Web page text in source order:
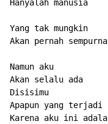
Hanyalah manusia
Yang tak mungkin
Akan pernah sempurna
Namun aku
Akan selalu ada
Disisimu
Apapun yang terjadi
Karena aku ini